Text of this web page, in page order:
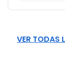
VER TODAS